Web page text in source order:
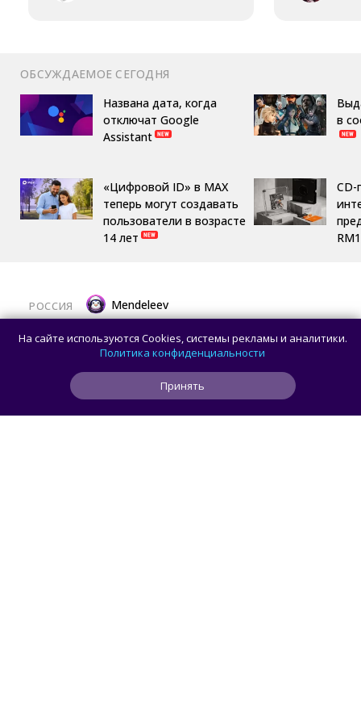
ОБСУЖДАЕМОЕ СЕГОДНЯ
Названа дата, когда
отключат Google
Assistant
«Цифровой ID» в MAX
теперь могут создавать
пользователи в возрасте
14 лет
в
CD-
RM1
РОССИЯ Mendeleev
Новейшая космическая обсерватория
и шлифовка алмазами: главные
достижения российской науки
На сайте используются Cookies, системы рекламы и аналитики.
Политика конфиденциальности
Принять